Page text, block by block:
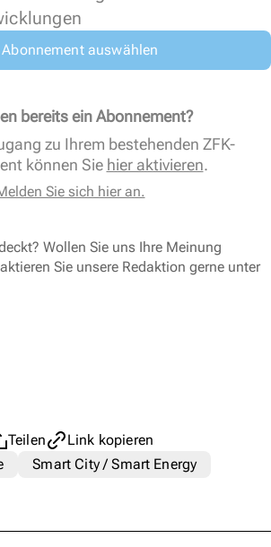
Abonnement auswählen
bereits ein Abonnement?
zu Ihrem bestehenden ZFK-
können Sie hier aktivieren.
Sie sich hier an.
Wollen Sie uns Ihre Meinung
Sie unsere Redaktion gerne unter
Teilen
Link kopieren
Smart City / Smart Energy